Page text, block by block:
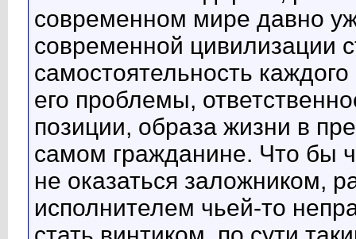
современном мире давно
современной цивилизации
самостоятельность
его проблемы,
позиции, образа жизни в
самом гражданине. Что бы
не оказаться заложником,
исполнителем чьей-то